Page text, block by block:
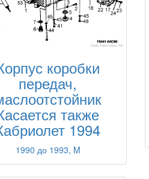
коробки
передач,
также
1994
1990 до 1993, M